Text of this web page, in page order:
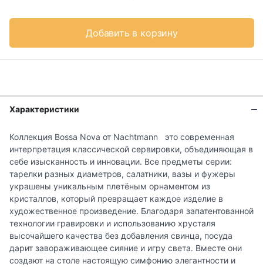
Добавить в корзину
Характеристики
Коллекция Bossa Nova от Nachtmann это современная
интерпретация классической сервировки, объединяющая в
себе изысканность и инновации. Все предметы серии:
тарелки разных диаметров, салатники, вазы и фужеры
украшены уникальным плетёным орнаментом из
кристаллов, который превращает каждое изделие в
художественное произведение. Благодаря запатентованной
технологии гравировки и использованию хрусталя
высочайшего качества без добавления свинца, посуда
дарит завораживающее сияние и игру света. Вместе они
создают на столе настоящую симфонию элегантности и